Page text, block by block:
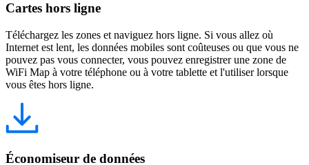
Cartes hors ligne
Téléchargez les zones et naviguez hors ligne. Si vous allez où
Internet est lent, les données mobiles sont coûteuses ou que vous ne
pouvez pas vous connecter, vous pouvez enregistrer une zone de
WiFi Map à votre téléphone ou à votre tablette et l'utiliser lorsque
vous êtes hors ligne.
Économiseur de données